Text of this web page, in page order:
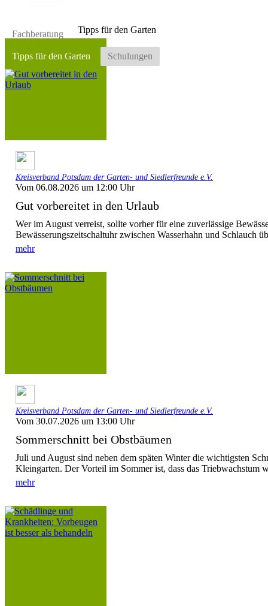
Fachberatung
Tipps für den Garten Schulungen
Tipps für den Garten
Kreisverband Potsdam der Garten- und Siedlerfreunde e.V.
Vom 06.08.2026 um 12:00 Uhr
Gut vorbereitet in den Urlaub
Wer im August verreist, sollte vorher für eine zuverlässige
Bewässerungszeitschaltuhr zwischen Wasserhahn und Schlauch
mehr
Kreisverband Potsdam der Garten- und Siedlerfreunde e.V.
Vom 30.07.2026 um 13:00 Uhr
Sommerschnitt bei Obstbäumen
Juli und August sind neben dem späten Winter die wichtigsten
Kleingarten. Der Vorteil im Sommer ist, dass das Triebwachstum
mehr